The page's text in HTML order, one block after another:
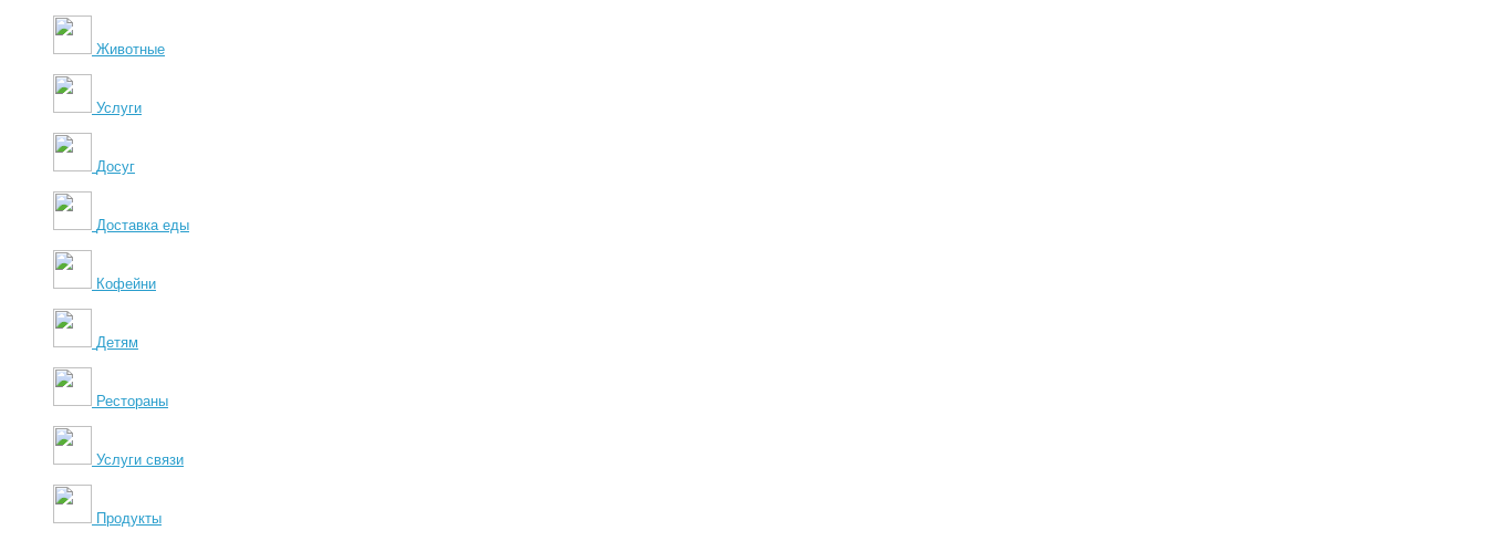
Животные
Услуги
Досуг
Доставка еды
Кофейни
Детям
Рестораны
Услуги связи
Продукты